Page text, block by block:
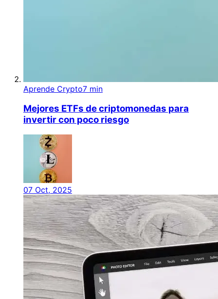
Aprende Crypto7 min
Mejores ETFs de criptomonedas para
invertir con poco riesgo
07 Oct, 2025